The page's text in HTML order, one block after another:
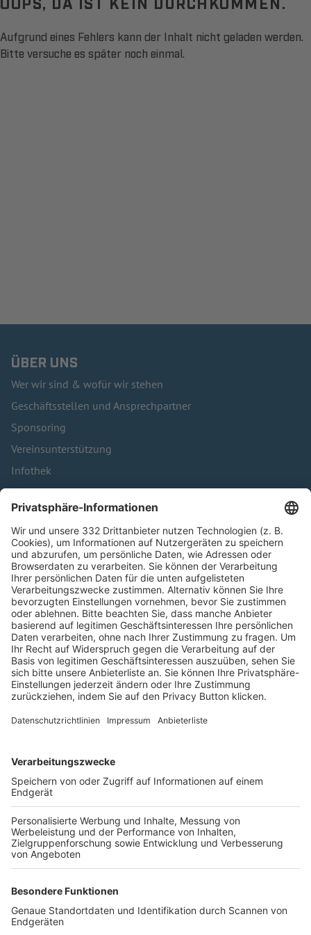
Aufgrund eines Fehlers kann der Inhalt nicht geladen werden.
Bitte versuche es später noch einmal.
ÜBER UNS
Wer wir sind & wofür wir stehen
Geschäftsstellen und Ansprechpartner
Sponsoring
Vereinsunterstützung
Infothek
Kontakt
HÄUFIG BESUCHTE SEITEN
Pässe und Vereinswechsel
Trainerausbildung
Schulungsangebot Vereinsmitarbeiter
BFV-Geschäftsstellen
Trainerbörse
Login SpielPlus
FOLGE DEM BFV
TOP-VEREINE
TOP-PARTNER